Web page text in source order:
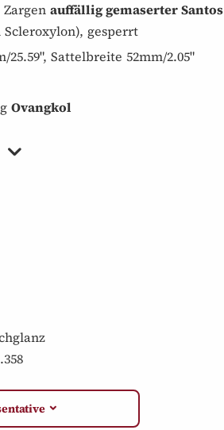
auffällig gemaserter Santos
gesperrt
25.59", Sattelbreite 52mm/2.05"
Ovangkol